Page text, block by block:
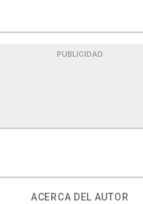
PUBLICIDAD
ACERCA DEL AUTOR